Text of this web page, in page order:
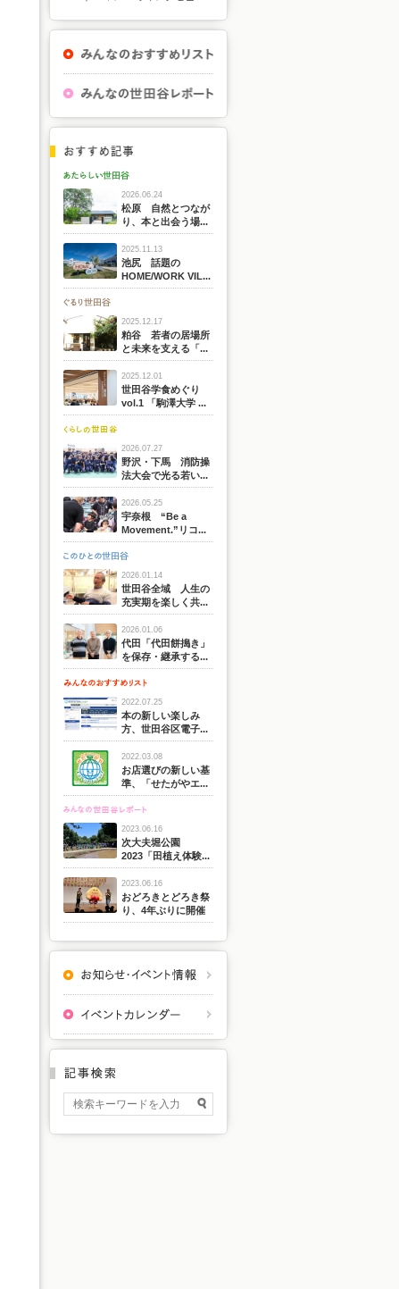
2026.06.24
松原 自然とつなが
り、本と出会う場...
2025.11.13
池尻 話題の
HOME/WORK VIL...
2025.12.17
粕谷 若者の居場所
と未来を支える「...
2025.12.01
世田谷学食めぐり
vol.1 「駒澤大学 ...
2026.07.27
野沢・下馬 消防操
法大会で光る若い...
2026.05.25
宇奈根 “Be a
Movement.”リコ...
2026.01.14
世田谷全域 人生の
充実期を楽しく共...
2026.01.06
代田「代田餅搗き」
を保存・継承する...
2022.07.25
本の新しい楽しみ
方、世田谷区電子...
2022.03.08
お店選びの新しい基
準、「せたがやエ...
2023.06.16
次大夫堀公園
2023「田植え体験...
2023.06.16
おどろきとどろき祭
り、4年ぶりに開催